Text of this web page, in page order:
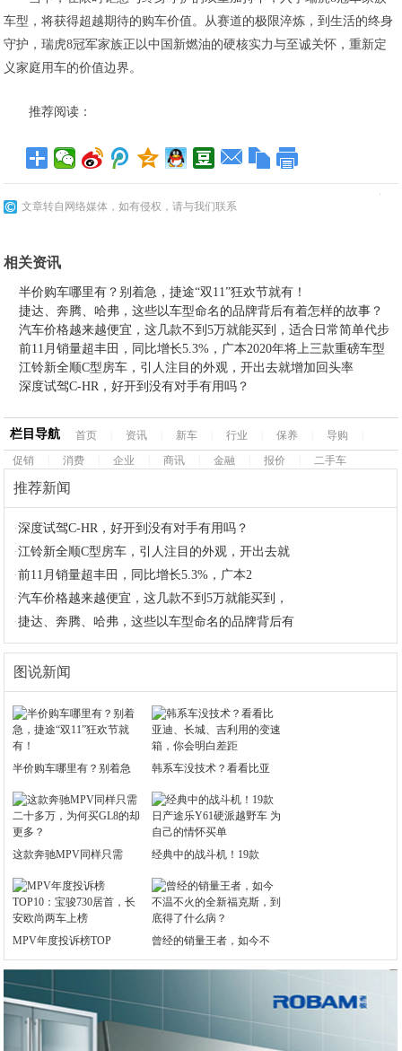
车型，将获得超越期待的购车价值。从赛道的极限淬炼，到生活的终身
守护，瑞虎8冠军家族正以中国新燃油的硬核实力与至诚关怀，重新定
义家庭用车的价值边界。
推荐阅读：
文章转自网络媒体，如有侵权，请与我们联系
相关资讯
半价购车哪里有？别着急，捷途“双11”狂欢节就有！
捷达、奔腾、哈弗，这些以车型命名的品牌背后有着怎样的故事？
汽车价格越来越便宜，这几款不到5万就能买到，适合日常简单代步
前11月销量超丰田，同比增长5.3%，广本2020年将上三款重磅车型
江铃新全顺C型房车，引人注目的外观，开出去就增加回头率
深度试驾C-HR，好开到没有对手有用吗？
栏目导航 首页 资讯 新车 行业 保养 导购
促销
消费 企业 商讯 金融 报价 二手车
推荐新闻
·深度试驾C-HR，好开到没有对手有用吗？
·江铃新全顺C型房车，引人注目的外观，开出去就
·前11月销量超丰田，同比增长5.3%，广本2
·汽车价格越来越便宜，这几款不到5万就能买到，
·捷达、奔腾、哈弗，这些以车型命名的品牌背后有
图说新闻
半价购车哪里有？别着急 韩系车没技术？看看比亚
这款奔驰MPV同样只需 经典中的战斗机！19款
MPV年度投诉榜TOP 曾经的销量王者，如今不